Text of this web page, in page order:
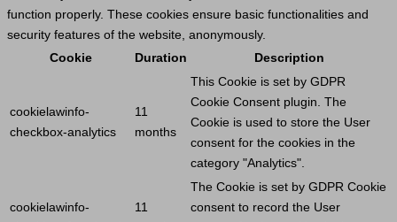
function properly. These cookies ensure basic functionalities and
security features of the website, anonymously.
Cookie
Duration Description
cookielawinfo-
checkbox-analytics
11
months
This Cookie is set by GDPR
Cookie Consent plugin. The
Cookie is used to store the User
consent for the cookies in the
category "Analytics".
cookielawinfo-
11
The Cookie is set by GDPR Cookie
consent to record the User